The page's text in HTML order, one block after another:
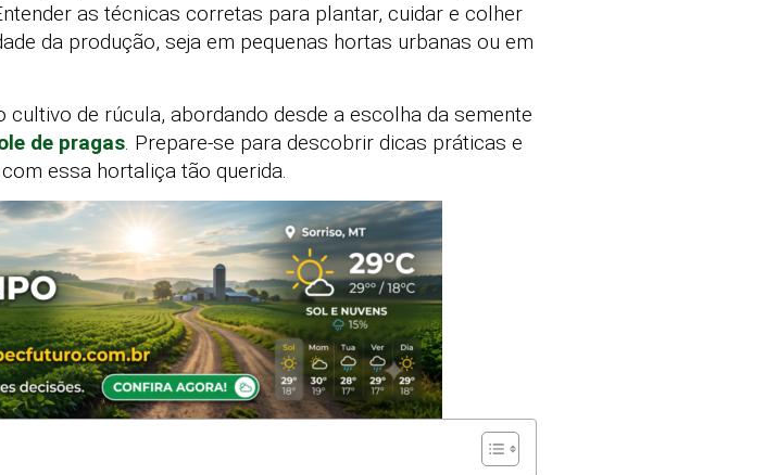
as técnicas corretas para plantar, cuidar e colher
da produção, seja em pequenas hortas urbanas ou em
de rúcula, abordando desde a escolha da semente
de pragas. Prepare-se para descobrir dicas práticas e
essa hortaliça tão querida.